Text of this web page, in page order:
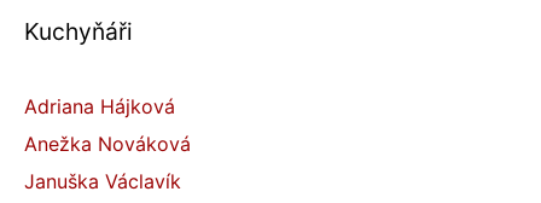
Kuchyňáři
Adriana Hájková
Anežka Nováková
Januška Václavík